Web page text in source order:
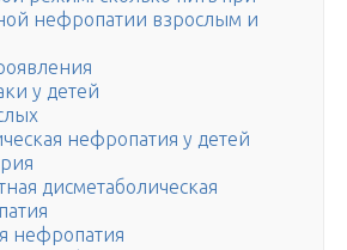
нефропатии взрослым и
у детей
нефропатия у детей
дисметаболическая
нефропатия